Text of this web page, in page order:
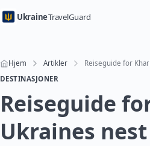
UkraineTravelGuard
Hjem Artikler
Reiseguide for
DESTINASJONER
Reiseguide
Ukraines